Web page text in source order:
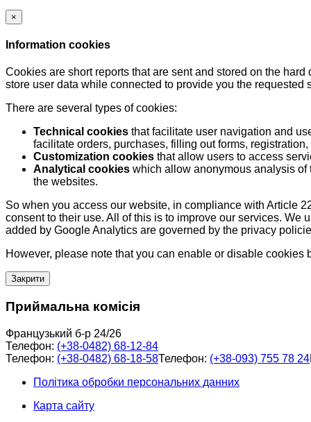
×
Information cookies
Cookies are short reports that are sent and stored on the
store user data while connected to provide you the
There are several types of cookies:
Technical cookies that facilitate user navigation and
facilitate orders, purchases, filling out forms,
Customization cookies that allow users to access
Analytical cookies which allow anonymous analysis
the websites.
So when you access our website, in compliance with Article
consent to their use. All of this is to improve our services.
added by Google Analytics are governed by the privacy
However, please note that you can enable or disable cookies
Закрити
Приймальна комісія
Французький б-р 24/26
Телефон: (+38-0482) 68-12-84
Телефон: (+38-0482) 68-18-58Телефон: (+38-093) 755 78 24
Політика обробки персональних данних
Карта сайту